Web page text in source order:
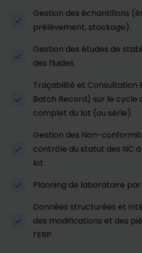
Gestion des échantillons
prélèvement, stockage).
Gestion des études de
des fluides.
Traçabilité et Consultation
Batch Record) sur le cycle
complet du lot (ou série).
Gestion des Non-
contrôle du statut des NC
lot.
Planning de laboratoire
Données structurées et
des modifications et des
l’ERP.